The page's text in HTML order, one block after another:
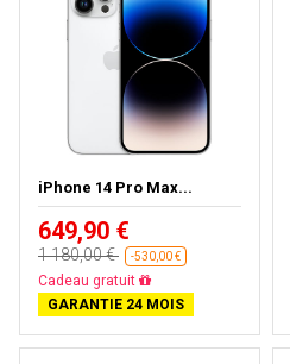
iPhone 14 Pro Max...
649,90 €
1 180,00 € -530,00 €
Livraison gratuite
GARANTIE 24 MOIS